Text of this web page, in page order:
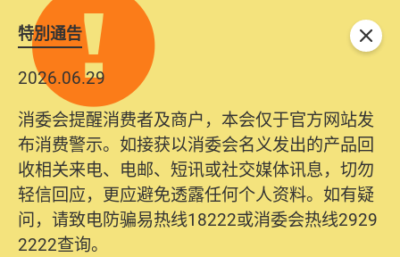
特別通告
2026.06.29
消委会提醒消费者及商户，本会仅于官方网站发
布消费警示。如接获以消委会名义发出的产品回
收相关来电、电邮、短讯或社交媒体讯息，切勿
轻信回应，更应避免透露任何个人资料。如有疑
问，请致电防骗易热线18222或消委会热线2929
2222查询。
关闭